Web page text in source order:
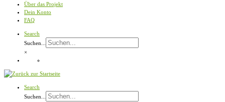
Über das Projekt
Dein Konto
FAQ
Search
Suchen...
×
Search
Suchen...